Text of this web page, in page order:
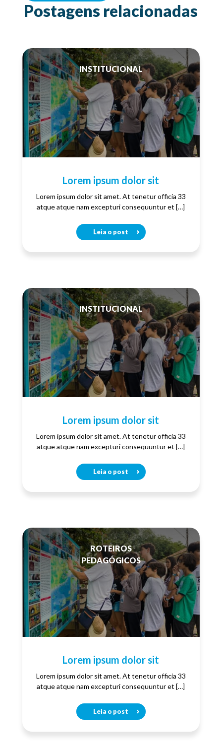
Postagens relacionadas
INSTITUCIONAL
Lorem ipsum dolor sit
Lorem ipsum dolor sit amet. At tenetur officia 33
atque atque nam excepturi consequuntur et […]
Leia o post
INSTITUCIONAL
Lorem ipsum dolor sit
Lorem ipsum dolor sit amet. At tenetur officia 33
atque atque nam excepturi consequuntur et […]
Leia o post
ROTEIROS
PEDAGÓGICOS
Lorem ipsum dolor sit
Lorem ipsum dolor sit amet. At tenetur officia 33
atque atque nam excepturi consequuntur et […]
Leia o post